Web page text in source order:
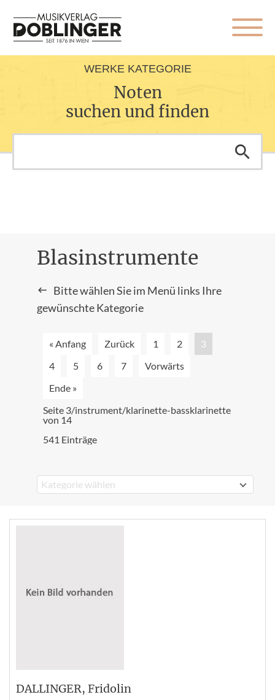
WERKE KATEGORIE
Noten
suchen und finden
Blasinstrumente
Bitte wählen Sie im Menü links Ihre
gewünschte Kategorie
« Anfang Zurück 1 2
3
4
5 6 7
Vorwärts
Ende »
Seite 3/instrument/klarinette-bassklarinette
von 14
541 Einträge
Kategorie wählen
DALLINGER, Fridolin